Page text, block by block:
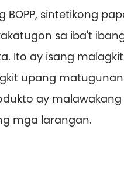
BOPP, sintetikong
sa iba't
Ito ay isang
upang
ay
mga larangan.